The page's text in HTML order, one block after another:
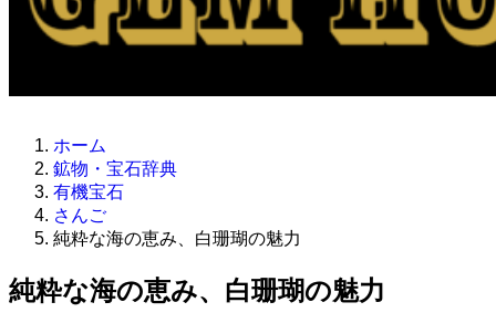
ホーム
鉱物・宝石辞典
有機宝石
さんご
純粋な海の恵み、白珊瑚の魅力
純粋な海の恵み、白珊瑚の魅力